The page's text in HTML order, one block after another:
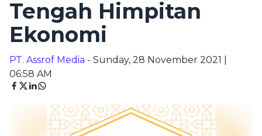
Tengah Himpitan
Ekonomi
PT. Assrof Media - Sunday, 28 November 2021 |
06:58 AM